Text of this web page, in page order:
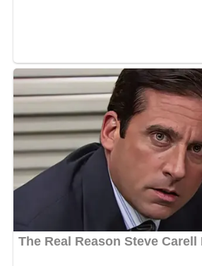
Messenger 0 Twitter/X